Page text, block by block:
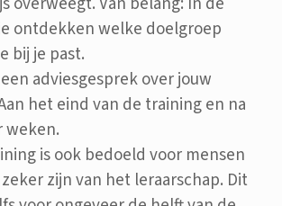
ontdekken welke doelgroep
bij je past.
adviesgesprek over jouw
het eind van de training en na
weken.
is ook bedoeld voor mensen
zijn van het leraarschap. Dit